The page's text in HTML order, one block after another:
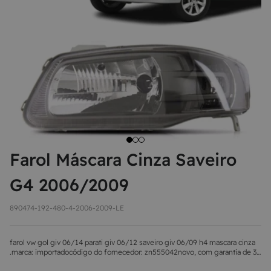
MÁQUINA DE VIDRO
Farol Máscara Cinza Saveiro
G4 2006/2009
890474-192-480-4-2006-2009-LE
farol vw gol giv 06/14 parati giv 06/12 saveiro giv 06/09 h4 mascara cinza
.marca: importadocódigo do fornecedor: zn555042novo, com garantia de 3